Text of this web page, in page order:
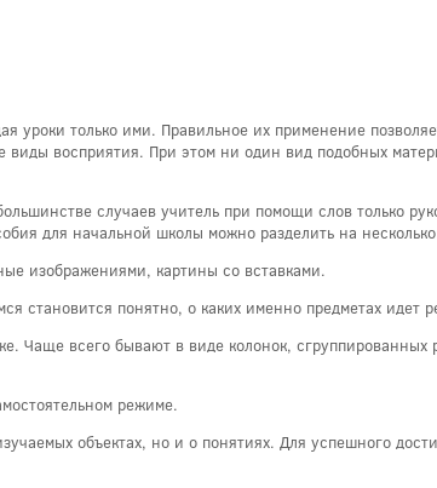
уроки только ими. Правильное их применение
восприятия. При этом ни один вид подобных
случаев учитель при помощи слов только
для начальной школы можно разделить на
изображениями, картины со вставками.
понятно, о каких именно предметах идет
Чаще всего бывают в виде колонок, сгруппированных
режиме.
объектах, но и о понятиях. Для успешного